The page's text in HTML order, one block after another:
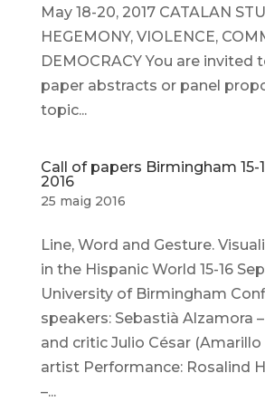
May 18-20, 2017 CATALAN
HEGEMONY, VIOLENCE,
DEMOCRACY You are invited
paper abstracts or panel
topic...
Call of papers Birmingham 15-
2016
25 maig 2016
Line, Word and Gesture.
in the Hispanic World 15-16
University of Birmingham
speakers: Sebastià Alzamora
and critic Julio César (Amarillo
artist Performance: Rosalind
–...